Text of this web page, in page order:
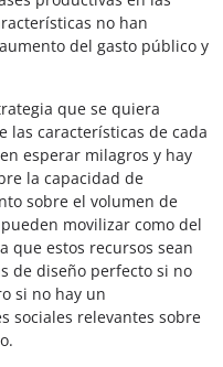
no han
del gasto público y
que se quiera
características de cada
esperar milagros y hay
la capacidad de
sobre el volumen de
movilizar como del
que estos recursos sean
de diseño perfecto si no
si no hay un
sociales relevantes sobre